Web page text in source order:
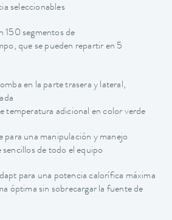
seleccionables
150 segmentos de
que se pueden repartir en 5
en la parte trasera y lateral,
temperatura adicional en color verde
para una manipulación y manejo
de todo el equipo
para una potencia calorífica máxima
óptima sin sobrecargar la fuente de